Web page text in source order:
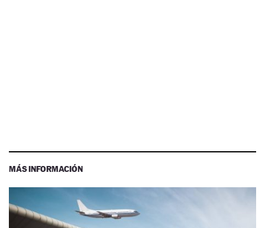
MÁS INFORMACIÓN